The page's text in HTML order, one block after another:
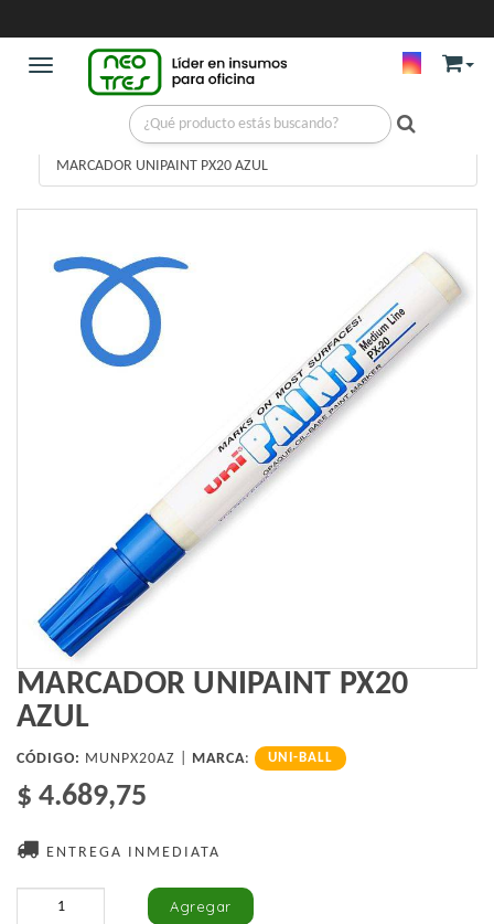
Toggle navigation
/MARCADORES DE PINTURA /
MARCADOR UNIPAINT PX20 AZUL
MARCADOR UNIPAINT PX20
AZUL
CÓDIGO: MUNPX20AZ | MARCA: UNI-BALL
$ 4.689,75
ENTREGA INMEDIATA